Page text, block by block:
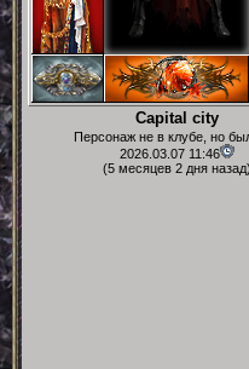
Capital city
Персонаж не в клубе, но
2026.03.07 11:46
(5 месяцев 2 дня назад)